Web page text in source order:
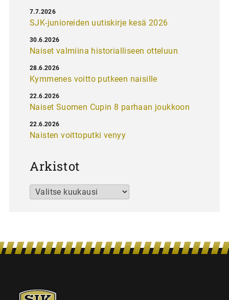
SJK-junioreiden uutiskirje kesä 2026
7.7.2026
Naiset valmiina historialliseen otteluun
30.6.2026
Kymmenes voitto putkeen naisille
28.6.2026
Naiset Suomen Cupin 8 parhaan joukkoon
22.6.2026
Naisten voittoputki venyy
22.6.2026
Arkistot
Arkistot
SJK-